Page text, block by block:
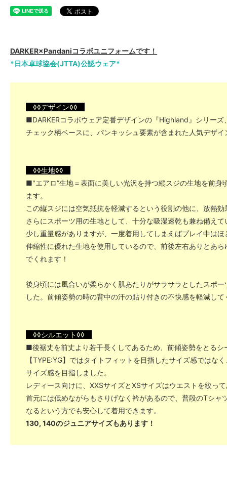
DARKER×Pandaniコラボユニフォームです！
*日本卓球協会(JTTA)公認ウェア*
◊◊デザイン◊◊
■DARKERコラボウェア定番デザインの『Highland』シリーズ
チェック柄ベースに、パンキッシュ要素が含まれた人気デザイ
◊◊生地◊◊
■"エアロ”生地＝表面に美しい光沢を持つ縦スジの生地を前身
ます。
この縦スジには空気抵抗を軽減するという役割の他に、放熱
さらにスポーツ用の生地として、十分な吸湿速乾も兼ね備えて
少し重量感がありますが、一度着用してしまえばプレイ中は
伸縮性に優れた生地を使用しているので、前後左右ありとあ
でくれます！
後身頃には風合いが柔らかく肌あたりがサラサラとしたスポ
した。前傾姿勢の時の背中の汗の貼り付きの不快感を軽減して
◊◊シルエット◊◊
■後裾丈を前丈より若干長くしてあるため、前傾姿勢をとるシ
【TYPE:YG】ではタイトフィットを目指したサイズ感ではな
サイズ感を目指しました。
レディース向けに、XXSサイズとXSサイズはウエストを絞っ
首元には低めながらもさりげなく衿があるので、普段のTシャ
なるという方でも安心して着用できます。
130, 140のジュニアサイズもあります！